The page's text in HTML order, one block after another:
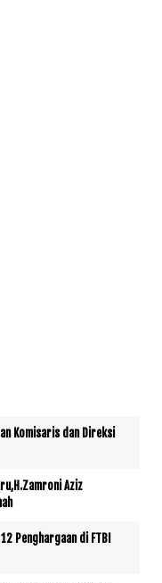
Komisaris dan Direksi
Aziz
Penghargaan di FTBI